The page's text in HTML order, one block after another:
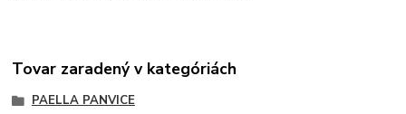
Tovar zaradený v kategóriách
PAELLA PANVICE